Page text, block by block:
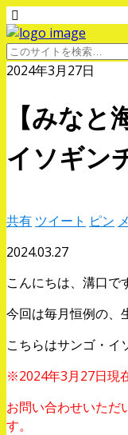
2024年3月27日
【みなと
イソギン
共有 ツイート ピン
2024.03.27
こんにちは、溝口で
今回は毎月恒例の、
こちらはサンゴ・イ
※2024年3月27日現
お問い合わせいただ
す。